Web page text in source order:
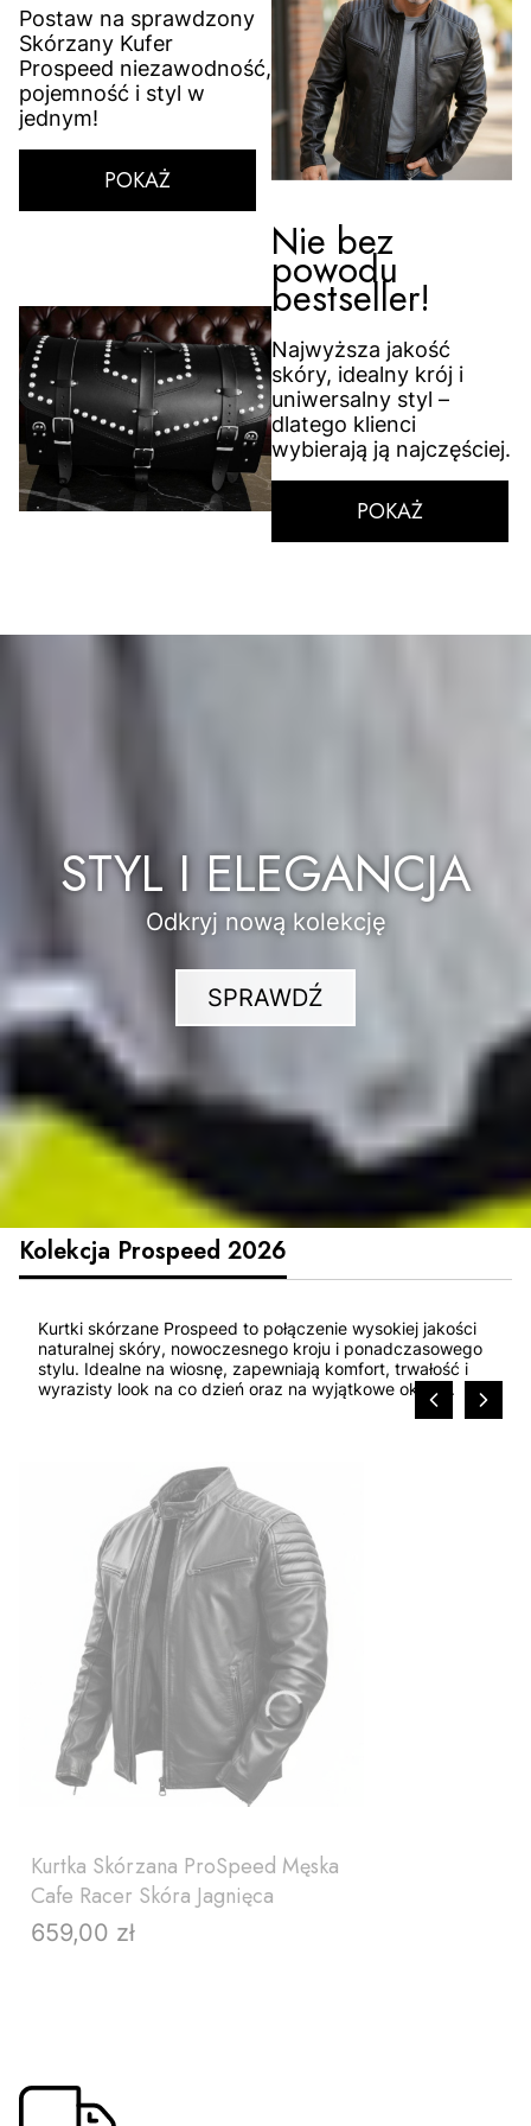
Postaw na sprawdzony
Skórzany Kufer
Prospeed niezawodność,
pojemność i styl w
jednym!
POKAŻ
Nie bez
powodu
bestseller!
Najwyższa jakość
skóry, idealny krój i
uniwersalny styl –
dlatego klienci
wybierają ją najczęściej.
POKAŻ
STYL I ELEGANCJA
Odkryj nową kolekcję
SPRAWDŹ
Kolekcja Prospeed 2026
Kurtki skórzane Prospeed to połączenie wysokiej jakości
naturalnej skóry, nowoczesnego kroju i ponadczasowego
stylu. Idealne na wiosnę, zapewniają komfort, trwałość i
wyrazisty look na co dzień oraz na wyjątkowe okazje.
Kurtka Skórzana ProSpeed Męska
Cafe Racer Skóra Jagnięca
Cena
659,00 zł